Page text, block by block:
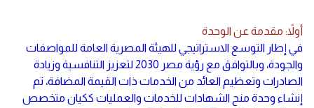
أولاً: مقدمة عن الوحدة
في إطار التوسع الاستراتيجي للهيئة المصرية العامة للمواصفات
والجودة، وبالتوافق مع رؤية مصر 2030 لتعزيز التنافسية وزيادة
الصادرات وتعظيم العائد من الخدمات ذات القيمة المضافة، تم
إنشاء وحدة منح الشهادات للخدمات والعمليات ككيان متخصص